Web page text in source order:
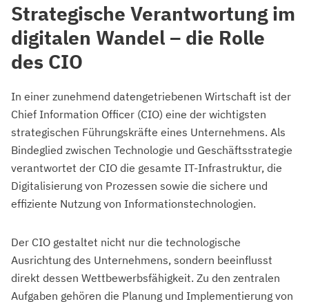
Strategische Verantwortung im
digitalen Wandel – die Rolle
des CIO
In einer zunehmend datengetriebenen Wirtschaft ist der
Chief Information Officer (CIO) eine der wichtigsten
strategischen Führungskräfte eines Unternehmens. Als
Bindeglied zwischen Technologie und Geschäftsstrategie
verantwortet der CIO die gesamte IT-Infrastruktur, die
Digitalisierung von Prozessen sowie die sichere und
effiziente Nutzung von Informationstechnologien.
Der CIO gestaltet nicht nur die technologische
Ausrichtung des Unternehmens, sondern beeinflusst
direkt dessen Wettbewerbsfähigkeit. Zu den zentralen
Aufgaben gehören die Planung und Implementierung von